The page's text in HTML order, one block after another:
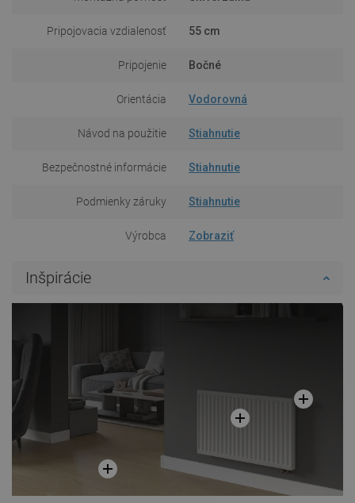
Pripojovacia vzdialenosť 55 cm
Pripojenie Bočné
Orientácia Vodorovná
Návod na použitie Stiahnutie
Bezpečnostné informácie Stiahnutie
Podmienky záruky Stiahnutie
Výrobca Zobraziť
Inšpirácie